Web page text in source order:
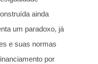
ainda
um paradoxo, já
e suas normas
por